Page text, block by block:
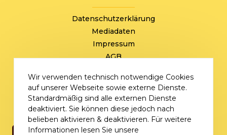
Datenschutzerklärung
Mediadaten
Impressum
AGB
sommersale@deutschlandvoucher.de
Sommer Sale – eine Kampagne der
DVM Deutschlandvoucher Media GmbH © 2026
Wir verwenden technisch notwendige Cookies
auf unserer Webseite sowie externe Dienste.
Standardmäßig sind alle externen Dienste
deaktiviert. Sie können diese jedoch nach
belieben aktivieren & deaktivieren. Für weitere
Informationen lesen Sie unsere